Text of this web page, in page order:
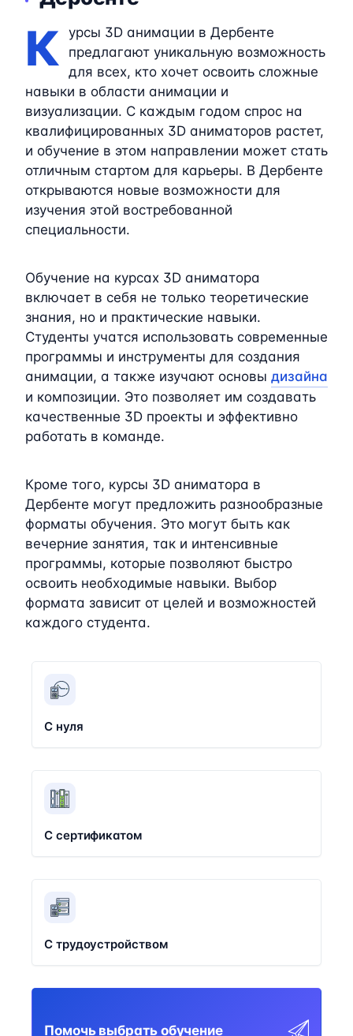
К
урсы 3D анимации в Дербенте
предлагают уникальную возможность
для всех, кто хочет освоить сложные
навыки в области анимации и
визуализации. С каждым годом спрос на
квалифицированных 3D аниматоров растет,
и обучение в этом направлении может стать
отличным стартом для карьеры. В Дербенте
открываются новые возможности для
изучения этой востребованной
специальности.
Обучение на курсах 3D аниматора
включает в себя не только теоретические
знания, но и практические навыки.
Студенты учатся использовать современные
программы и инструменты для создания
анимации, а также изучают основы дизайна
и композиции. Это позволяет им создавать
качественные 3D проекты и эффективно
работать в команде.
Кроме того, курсы 3D аниматора в
Дербенте могут предложить разнообразные
форматы обучения. Это могут быть как
вечерние занятия, так и интенсивные
программы, которые позволяют быстро
освоить необходимые навыки. Выбор
формата зависит от целей и возможностей
каждого студента.
С нуля
С сертификатом
С трудоустройством
Помочь выбрать обучение